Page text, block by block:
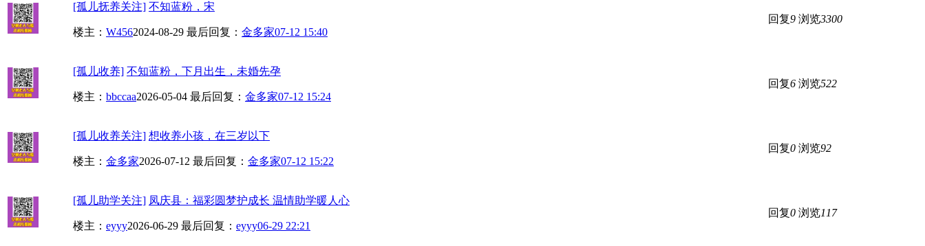
[孤儿抚养关注] 不知蓝粉，宋
楼主： W4562024-08-29 最后回复： 金多家07-12 15:40
回复9 浏览3300
[孤儿收养] 不知蓝粉，下月出生，未婚先孕
楼主： bbccaa2026-05-04 最后回复： 金多家07-12 15:24
回复6 浏览522
[孤儿收养关注] 想收养小孩，在三岁以下
楼主： 金多家2026-07-12 最后回复： 金多家07-12 15:22
回复0 浏览92
[孤儿助学关注] 凤庆县：福彩圆梦护成长 温情助学暖人心
楼主： eyyy2026-06-29 最后回复： eyyy06-29 22:21
回复0 浏览117